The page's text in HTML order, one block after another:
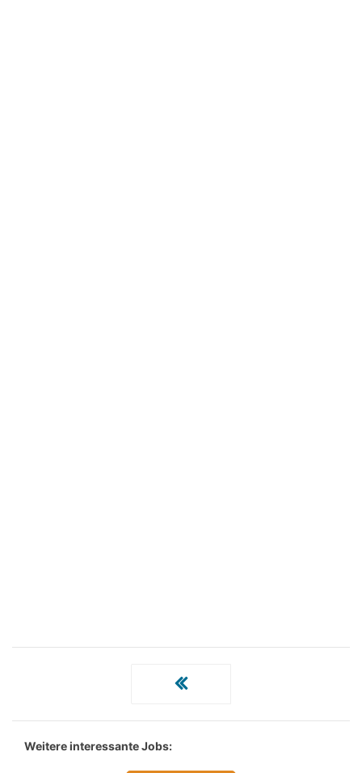
Weitere interessante Jobs: